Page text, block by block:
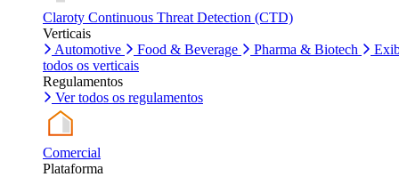
Claroty Continuous Threat Detection (CTD)
Verticais
Automotive
Food & Beverage Pharma & Biotech
todos os verticais
Regulamentos
Ver todos os regulamentos
Comercial
Plataforma